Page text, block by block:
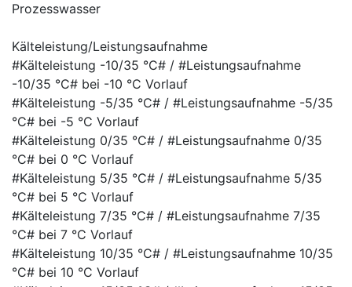
Prozesswasser
Kälteleistung/Leistungsaufnahme
#Kälteleistung -10/35 °C# / #Leistungsaufnahme
-10/35 °C# bei -10 °C Vorlauf
#Kälteleistung -5/35 °C# / #Leistungsaufnahme -5/35
°C# bei -5 °C Vorlauf
#Kälteleistung 0/35 °C# / #Leistungsaufnahme 0/35
°C# bei 0 °C Vorlauf
#Kälteleistung 5/35 °C# / #Leistungsaufnahme 5/35
°C# bei 5 °C Vorlauf
#Kälteleistung 7/35 °C# / #Leistungsaufnahme 7/35
°C# bei 7 °C Vorlauf
#Kälteleistung 10/35 °C# / #Leistungsaufnahme 10/35
°C# bei 10 °C Vorlauf